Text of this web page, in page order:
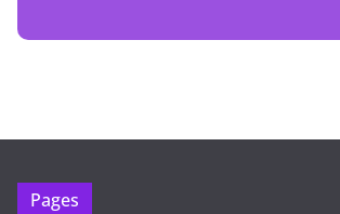
Pages